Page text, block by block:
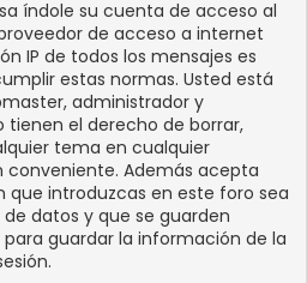
índole su cuenta de acceso al
de acceso a internet
IP de todos los mensajes es
estas normas. Usted está
administrador y
el derecho de borrar,
tema en cualquier
Además acepta
introduzcas en este foro sea
datos y que se guarden
guardar la información de la